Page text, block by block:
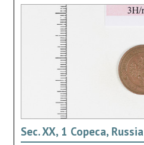
Sec. XX, 1 Copeca, Russia